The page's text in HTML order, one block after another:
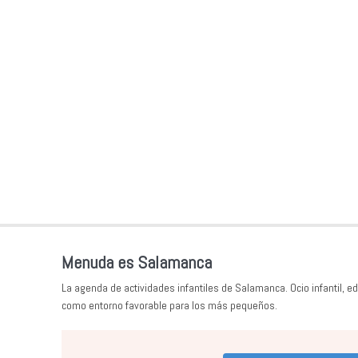
Menuda es Salamanca
La agenda de actividades infantiles de Salamanca. Ocio infantil,
como entorno favorable para los más pequeños.